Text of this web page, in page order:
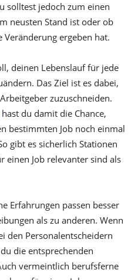
solltest jedoch zum einen
neusten Stand ist oder ob
ergeben hat.
deinen Lebenslauf für jede
Das Ziel ist es dabei,
zuzuschneiden.
hast du damit die Chance,
bestimmten Job noch einmal
gibt es sicherlich Stationen
einen Job relevanter sind als
Erfahrungen passen besser
als zu anderen. Wenn
den Personalentscheidern
die entsprechenden
vermeintlich berufsferne